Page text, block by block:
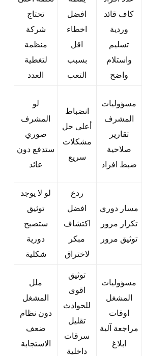
كاف قائد
وردية
تسليم
واستلام
واضح
افضل
اخطاء
اقل
بسبب
التعب
تحتاج
شركة
منظمة
لتغطية
العدد
مسؤوليات
المشرف
تقارير
صلاحية
ضبط افراد
انضباط
أعلى حل
مشكلات
سريع
لو
المشرف
صوري
ستدفع دون
عائد
مسار دوري
تكرار مرور
توثيق مرور
ردع
افضل
اكتشاف
مبكر
لاختراق
لو لا يوجد
توثيق
ستصبح
دورية
شكلية
مسؤوليات
المشغل
اوقات
مراجعة آلية
ابلاغ
توثيق
اقوى
للحوادث
تقليل
سرقات
داخلية
ملل
المشغل
دون نظام
ضعف
الاستجابة